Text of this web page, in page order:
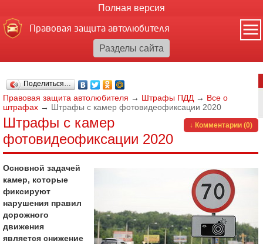
Полная версия
Правовая защита автолюбителя
Поделиться…
Правовая защита автолюбителя → Штрафы ПДД → Все о
штрафах → Штрафы с камер фотовидеофиксации 2020
↓ Комментарии (0)
Штрафы с камер
фотовидеофиксации 2020
Основной задачей
камер, которые
фиксируют
нарушения правил
дорожного
движения
является снижение